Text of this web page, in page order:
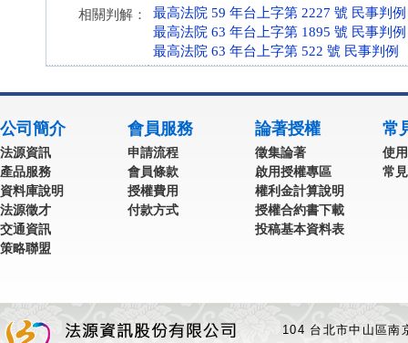
相關判解：
最高法院 59 年台上字第 2227 號 民事判例
最高法院 63 年台上字第 1895 號 民事判例
最高法院 63 年台上字第 522 號 民事判例
公司簡介
法源資訊
產品服務
資料庫說明
法源徵才
交通資訊
策略聯盟
會員服務
申請流程
會員條款
授權費用
付款方式
論著授權
徵集論著
啟用授權專區
權利金計算說明
授權合約書下載
投稿基本資料表
常
使
常
104 台北市中山區